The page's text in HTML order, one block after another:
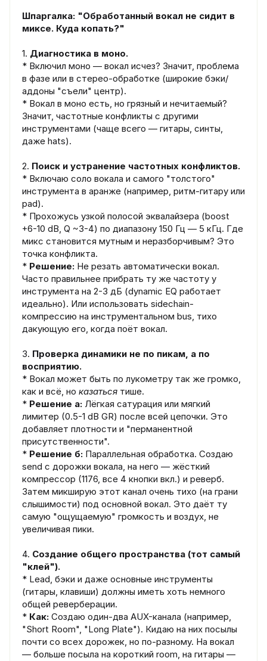
Шпаргалка: "Обработанный вокал не сидит в
миксе. Куда копать?"
1. Диагностика в моно.
* Включил моно — вокал исчез? Значит, проблема
в фазе или в стерео-обработке (широкие бэки/
аддоны "съели" центр).
* Вокал в моно есть, но грязный и нечитаемый?
Значит, частотные конфликты с другими
инструментами (чаще всего — гитары, синты,
даже hats).
2. Поиск и устранение частотных конфликтов.
* Включаю соло вокала и самого "толстого"
инструмента в аранже (например, ритм-гитару или
pad).
* Прохожусь узкой полосой эквалайзера (boost
+6-10 dB, Q ~3-4) по диапазону 150 Гц — 5 кГц. Где
микс становится мутным и неразборчивым? Это
точка конфликта.
* Решение: Не резать автоматически вокал.
Часто правильнее прибрать ту же частоту у
инструмента на 2-3 дБ (dynamic EQ работает
идеально). Или использовать sidechain-
компрессию на инструментальном bus, тихо
дакующую его, когда поёт вокал.
3. Проверка динамики не по пикам, а по
восприятию.
* Вокал может быть по лукометру так же громко,
как и всё, но казаться тише.
* Решение а: Лёгкая сатурация или мягкий
лимитер (0.5-1 dB GR) после всей цепочки. Это
добавляет плотности и "перманентной
присутственности".
* Решение б: Параллельная обработка. Создаю
send с дорожки вокала, на него — жёсткий
компрессор (1176, все 4 кнопки вкл.) и реверб.
Затем микширую этот канал очень тихо (на грани
слышимости) под основной вокал. Это даёт ту
самую "ощущаемую" громкость и воздух, не
увеличивая пики.
4. Создание общего пространства (тот самый
"клей").
* Lead, бэки и даже основные инструменты
(гитары, клавиши) должны иметь хоть немного
общей реверберации.
* Как: Создаю один-два AUX-канала (например,
"Short Room", "Long Plate"). Кидаю на них посылы
почти со всех дорожек, но по-разному. На вокал
— больше посыла на короткий room, на гитары —